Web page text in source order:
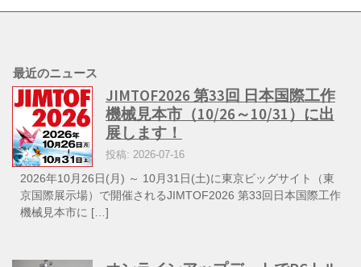
最近のニュース
JIMTOF2026 第33回 日本国際工作
機械見本市（10/26～10/31）に出
展します！
投稿: 2026-07-16
2026年10月26日(月) ～ 10月31日(土)に東京ビッグサイト（東
京国際展示場）で開催されるJIMTOF2026 第33回日本国際工作
機械見本市に […]